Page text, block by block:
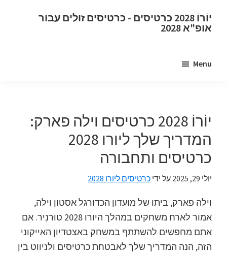
לתוכן
לסרגל
יוֹרוֹ 2028 כרטיסים - כרטיסים זולים עבור
אופ"א 2028
כרטיסים.
כרטיסים
לאליפות
אירופה
בכדורגל
של
וומבלי
לונדון,
מנצ'סטר,
קרדיף,
Menu
יוֹרוֹ 2028 כרטיסים וילה פארק:
המדריך שלך ליורו 2028
כרטיסים ותחבורה
יולי 29, 2025 על ידי כרטיסים ליורו 2028
וילה פארק, ביתו של מועדון הכדורגל אסטון וילה,
אמור לארח משחקים במהלך היורו 2028 טוּרנִיר. אם
אתם מחפשים להשתתף במשחק באצטדיון האייקוני
הזה, הנה המדריך שלך לאבטחת כרטיסים ולניווט בין